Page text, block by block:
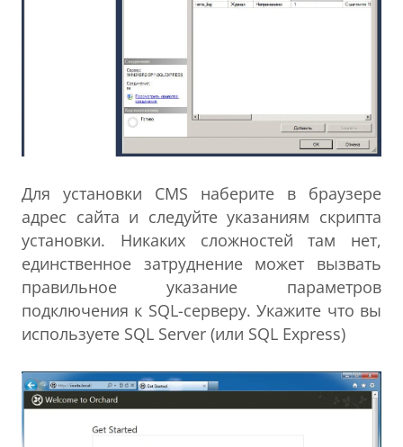
Для установки CMS наберите в браузере
адрес сайта и следуйте указаниям скрипта
установки. Никаких сложностей там нет,
единственное затруднение может вызвать
правильное указание параметров
подключения к SQL-серверу. Укажите что вы
используете SQL Server (или SQL Express)